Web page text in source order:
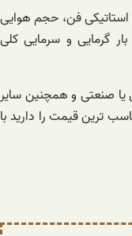
استاتیکی فن، حجم هوایی
گرمایی و سرمایی کلی
یا صنعتی و همچنین سایر
ترین قیمت را دارید با